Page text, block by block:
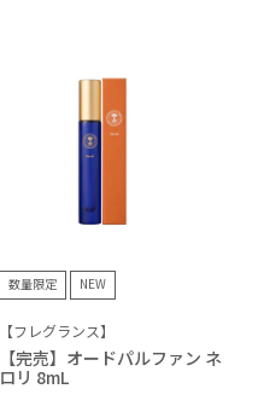
数量限定 NEW
【フレグランス】
【完売】オードパルファン ネ
ロリ 8mL